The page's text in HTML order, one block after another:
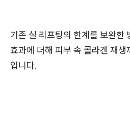
기존 실 리프팅의 한계를 보완한
효과에 더해 피부 속 콜라겐 재생
입니다.